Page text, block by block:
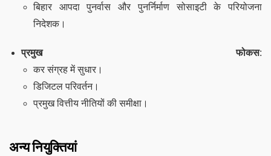
बिहार आपदा पुनर्वास और पुनर्निर्माण सोसाइटी के परियोजना
निदेशक।
प्रमुख फोकस:
कर संग्रह में सुधार।
डिजिटल परिवर्तन।
प्रमुख वित्तीय नीतियों की समीक्षा।
अन्य नियुक्तियां